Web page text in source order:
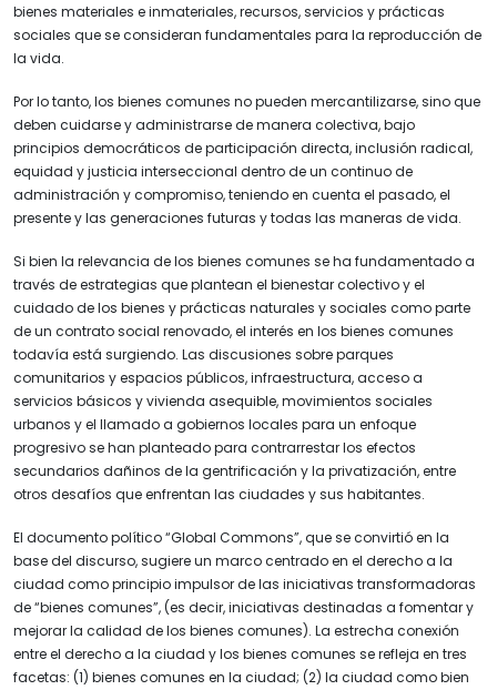
bienes materiales e inmateriales, recursos, servicios y prácticas
sociales que se consideran fundamentales para la reproducción de
la vida.
Por lo tanto, los bienes comunes no pueden mercantilizarse, sino que
deben cuidarse y administrarse de manera colectiva, bajo
principios democráticos de participación directa, inclusión radical,
equidad y justicia interseccional dentro de un continuo de
administración y compromiso, teniendo en cuenta el pasado, el
presente y las generaciones futuras y todas las maneras de vida.
Si bien la relevancia de los bienes comunes se ha fundamentado a
través de estrategias que plantean el bienestar colectivo y el
cuidado de los bienes y prácticas naturales y sociales como parte
de un contrato social renovado, el interés en los bienes comunes
todavía está surgiendo. Las discusiones sobre parques
comunitarios y espacios públicos, infraestructura, acceso a
servicios básicos y vivienda asequible, movimientos sociales
urbanos y el llamado a gobiernos locales para un enfoque
progresivo se han planteado para contrarrestar los efectos
secundarios dañinos de la gentrificación y la privatización, entre
otros desafíos que enfrentan las ciudades y sus habitantes.
El documento político “Global Commons”, que se convirtió en la
base del discurso, sugiere un marco centrado en el derecho a la
ciudad como principio impulsor de las iniciativas transformadoras
de “bienes comunes”, (es decir, iniciativas destinadas a fomentar y
mejorar la calidad de los bienes comunes). La estrecha conexión
entre el derecho a la ciudad y los bienes comunes se refleja en tres
facetas: (1) bienes comunes en la ciudad; (2) la ciudad como bien